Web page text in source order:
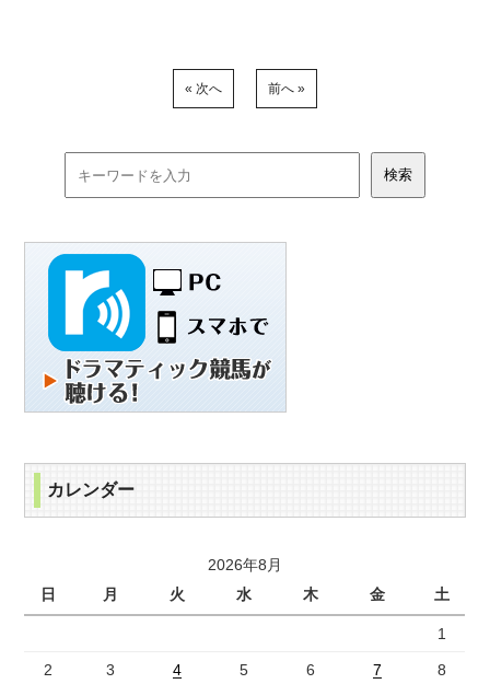
« 次へ 前へ »
カレンダー
2026年8月
日
月 火 水 木 金 土
1
2 3 4 5 6 7 8